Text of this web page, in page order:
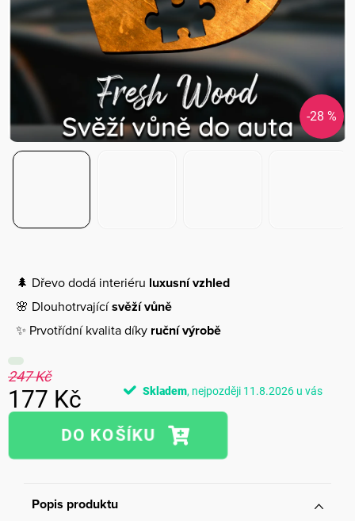
-28 %
🌲 Dřevo dodá interiéru luxusní vzhled
🌸 Dlouhotrvajícísvěží vůně
✨ Prvotřídní kvalita díky ruční výrobě
247 Kč
177 Kč
Měrná
Skladem 11.8.2026
Popis produktu